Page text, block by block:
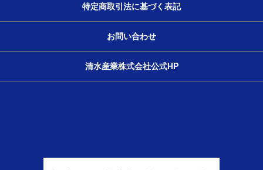
特定商取引法に基づく表記
お問い合わせ
清水産業株式会社公式HP